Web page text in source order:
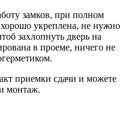
замков, при полном
укреплена, не нужно
захлопнуть дверь на
в проеме, ничего не
приемки сдачи и можете
монтаж.